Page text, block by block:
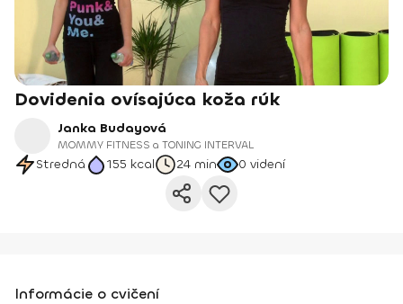
Dovidenia ovísajúca koža rúk
Janka Budayová
MOMMY FITNESS a TONING INTERVAL
Stredná 155 kcal 24 min 0 videní
Informácie o cvičení